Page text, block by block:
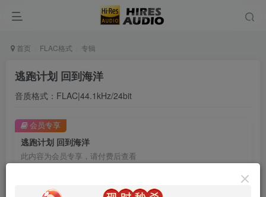
首页 FLAC格式 专辑
逃跑计划 回到海洋
音质格式：FLAC|44.1kHz/24bit
逃跑计划 回到海洋
此内容为会员专享，请付费后查看
9.9 99
会员专享